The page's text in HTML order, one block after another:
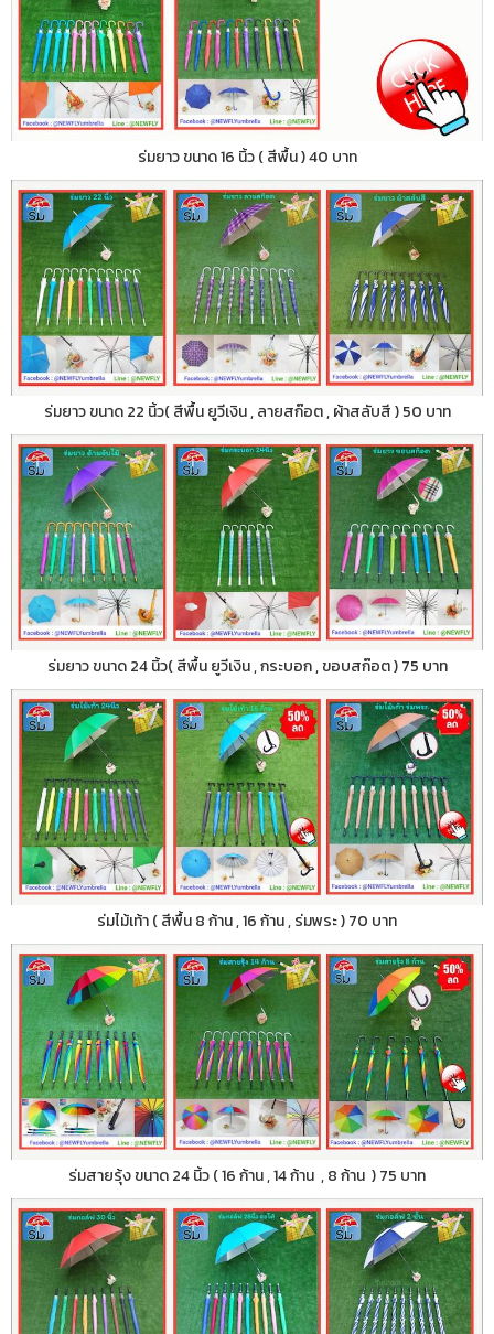
ร่มยาว ขนาด 16 นิ้ว ( สีพื้น ) 40 บาท
ร่มยาว ขนาด 22 นิ้ว( สีพื้น ยูวีเงิน , ลายสก๊อต , ผ้าสลับสี ) 50 บาท
ร่มยาว ขนาด 24 นิ้ว( สีพื้น ยูวีเงิน , กระบอก , ขอบสก๊อต ) 75 บาท
ร่มไม้เท้า ( สีพื้น 8 ก้าน , 16 ก้าน , ร่มพระ ) 70 บาท
ร่มสายรุ้ง ขนาด 24 นิ้ว ( 16 ก้าน , 14 ก้าน , 8 ก้าน ) 75 บาท